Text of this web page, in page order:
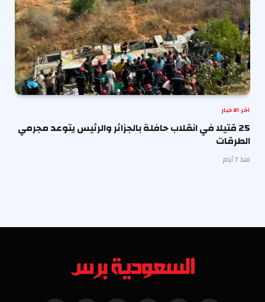
اخر الاخبار
25 قتيلا في انقلاب حافلة بالجزائر والرئيس يتوعد مجرمي
الطرقات
منذ 7 أيام